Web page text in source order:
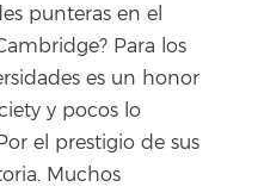
punteras en el
Para los
es un honor
y pocos lo
el prestigio de sus
Muchos